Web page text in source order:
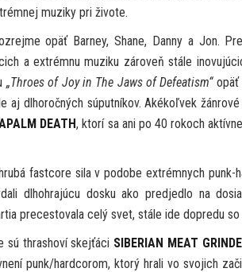
muziky pri živote.
opäť Barney, Shane, Danny a Jon.
a extrémnu muziku zároveň stále
„Throes of Joy in The Jaws of Defeatism“opäť
aj dlhoročných súputníkov. Akékoľvek
DEATH, ktorí sa ani po 40 rokoch
fastcore sila v podobe extrémnych punk-
dlhohrajúcu dosku ako predjedlo na
precestovala celý svet, stále ide dopredu
sú thrashoví skejťáci SIBERIAN MEAT
punk/hardcorom, ktorý hrali vo svojich